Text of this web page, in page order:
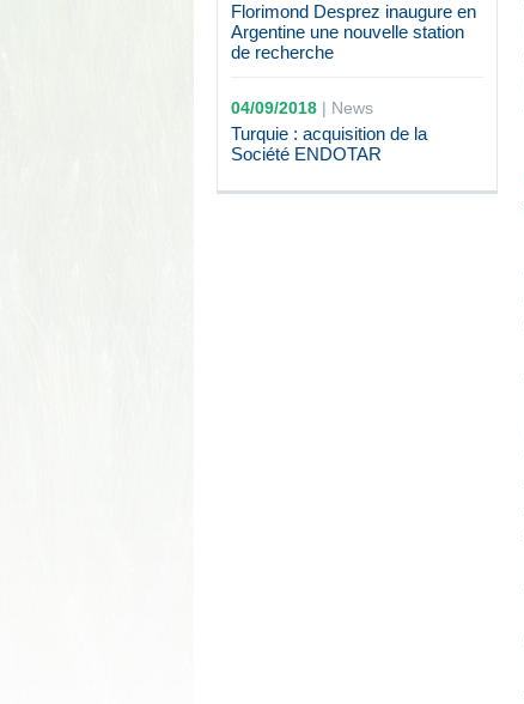
Florimond Desprez inaugure en
Argentine une nouvelle station
de recherche
04/09/2018| News
Turquie : acquisition de la
Société ENDOTAR